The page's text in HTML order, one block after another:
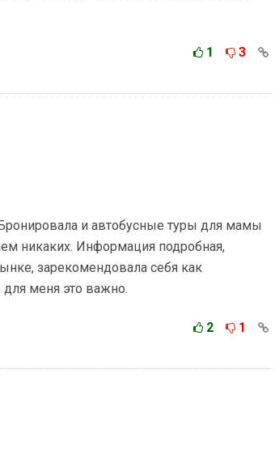
1 3
и автобусные туры для мамы
никаких. Информация подробная,
зарекомендовала себя как
меня это важно.
2 1